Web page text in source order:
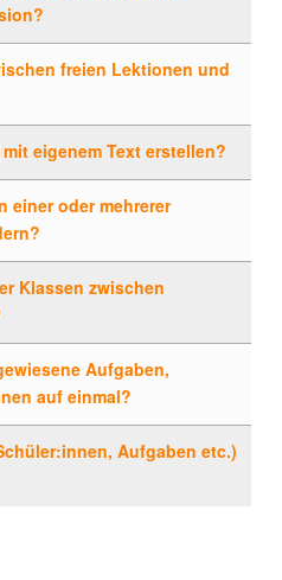
freien Lektionen und
eigenem Text erstellen?
einer oder mehrerer
Klassen zwischen
Aufgaben,
auf einmal?
Aufgaben etc.)